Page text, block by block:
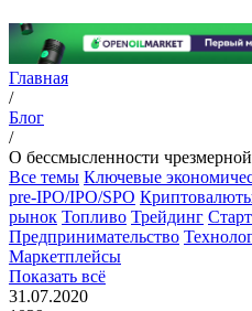
Главная
/
Блог
/
О бессмысленности
Все темы Ключевые
pre-IPO/IPO/SPO
рынок Топливо Трейдинг
Предпринимательство
Маркетплейсы
Показать всё
31.07.2020